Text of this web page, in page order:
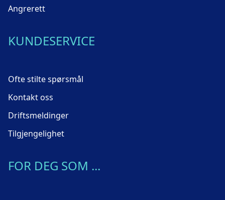
Angrerett
KUNDESERVICE
Ofte stilte spørsmål
Kontakt oss
Driftsmeldinger
Tilgjengelighet
FOR DEG SOM ...